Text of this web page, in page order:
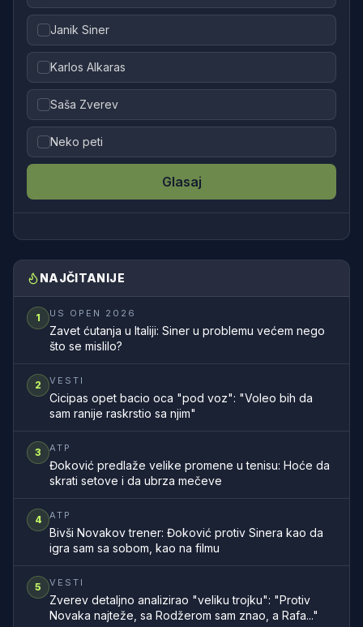
Janik Siner
Karlos Alkaras
Saša Zverev
Neko peti
Glasaj
NAJČITANIJE
1 US OPEN 2026
Zavet ćutanja u Italiji: Siner u problemu većem nego
što se mislilo?
2 VESTI
Cicipas opet bacio oca "pod voz": "Voleo bih da
sam ranije raskrstio sa njim"
3 ATP
Đoković predlaže velike promene u tenisu: Hoće da
skrati setove i da ubrza mečeve
4 ATP
Bivši Novakov trener: Đoković protiv Sinera kao da
igra sam sa sobom, kao na filmu
5 VESTI
Zverev detaljno analizirao "veliku trojku": "Protiv
Novaka najteže, sa Rodžerom sam znao, a Rafa..."